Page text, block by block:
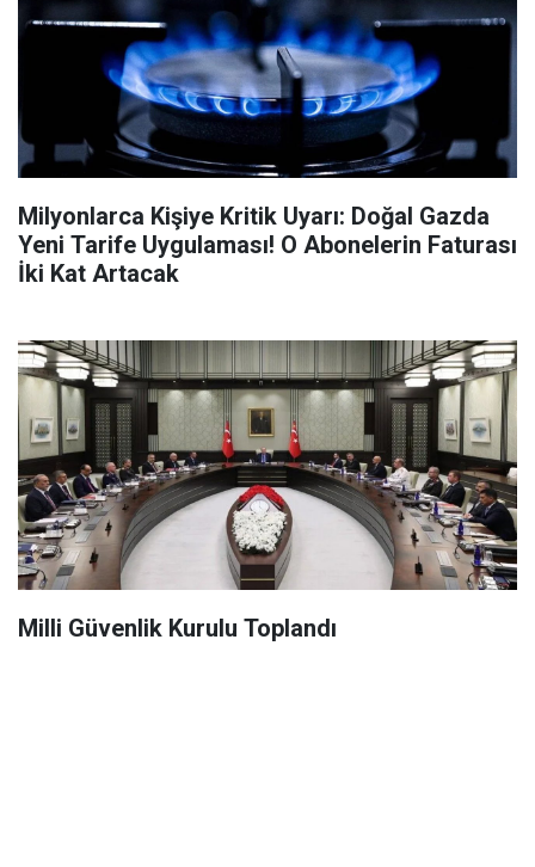
Milyonlarca Kişiye Kritik Uyarı: Doğal Gazda
Yeni Tarife Uygulaması! O Abonelerin Faturası
İki Kat Artacak
Milli Güvenlik Kurulu Toplandı